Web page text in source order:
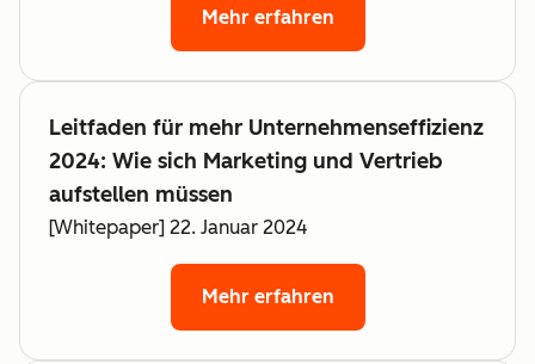
Mehr erfahren
Leitfaden für mehr Unternehmenseffizienz
2024: Wie sich Marketing und Vertrieb
aufstellen müssen
[Whitepaper] 22. Januar 2024
Mehr erfahren